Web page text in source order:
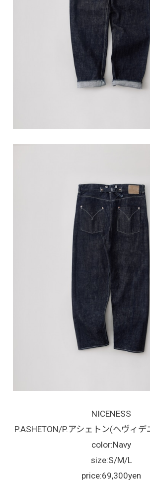
NICENESS
P.ASHETON/P.アシェトン(ヘヴィ
color:Navy
size:S/M/L
price:69,300yen